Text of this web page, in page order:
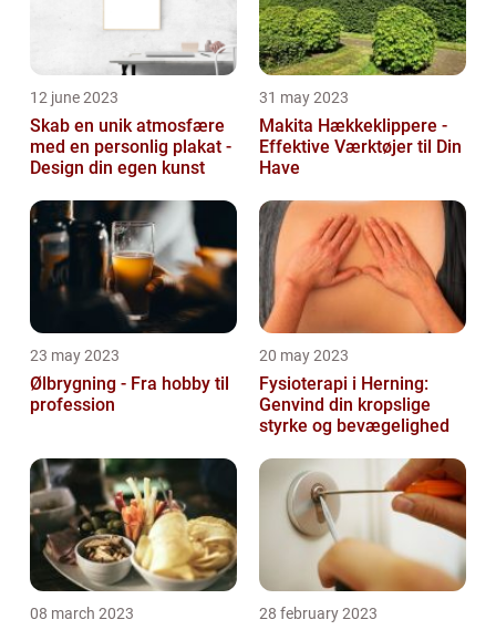
12 june 2023
Skab en unik atmosfære
med en personlig plakat -
Design din egen kunst
31 may 2023
Makita Hækkeklippere -
Effektive Værktøjer til Din
Have
23 may 2023
Ølbrygning - Fra hobby til
profession
20 may 2023
Fysioterapi i Herning:
Genvind din kropslige
styrke og bevægelighed
08 march 2023 28 february 2023